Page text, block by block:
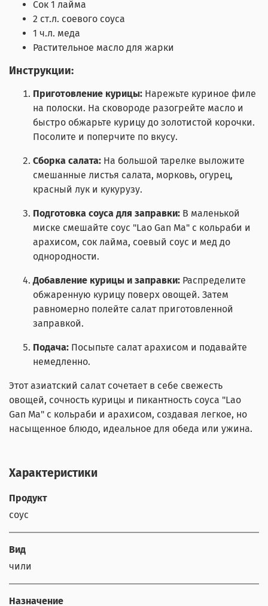
Сок 1 лайма
2 ст.л. соевого соуса
1 ч.л. меда
Растительное масло для жарки
Инструкции:
Приготовление курицы: Нарежьте куриное филе
на полоски. На сковороде разогрейте масло и
быстро обжарьте курицу до золотистой корочки.
Посолите и поперчите по вкусу.
Сборка салата: На большой тарелке выложите
смешанные листья салата, морковь, огурец,
красный лук и кукурузу.
Подготовка соуса для заправки: В маленькой
миске смешайте соус "Lao Gan Ma" с кольраби и
арахисом, сок лайма, соевый соус и мед до
однородности.
Добавление курицы и заправки: Распределите
обжаренную курицу поверх овощей. Затем
равномерно полейте салат приготовленной
заправкой.
Подача: Посыпьте салат арахисом и подавайте
немедленно.
Этот азиатский салат сочетает в себе свежесть
овощей, сочность курицы и пикантность соуса "Lao
Gan Ma" с кольраби и арахисом, создавая легкое, но
насыщенное блюдо, идеальное для обеда или ужина.
Характеристики
Продукт
соус
Вид
чили
Назначение